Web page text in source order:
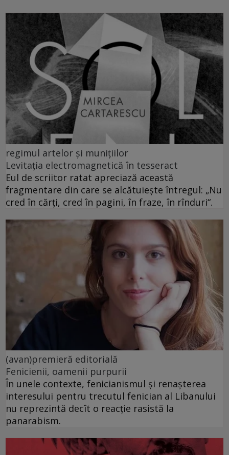
regimul artelor și munițiilor
Levitația electromagnetică în tesseract
Eul de scriitor ratat apreciază această
fragmentare din care se alcătuiește întregul: „Nu
cred în cărți, cred în pagini, în fraze, în rînduri“.
(avan)premieră editorială
Fenicienii, oamenii purpurii
În unele contexte, fenicianismul și renașterea
interesului pentru trecutul fenician al Libanului
nu reprezintă decît o reacție rasistă la
panarabism.